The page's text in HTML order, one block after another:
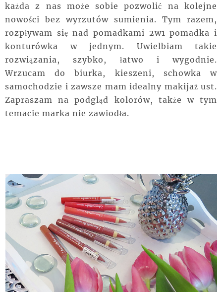
każda z nas może sobie pozwolić na kolejne
nowości bez wyrzutów sumienia. Tym razem,
rozpływam się nad pomadkami 2w1 pomadka i
konturówka w jednym. Uwielbiam takie
rozwiązania, szybko, łatwo i wygodnie.
Wrzucam do biurka, kieszeni, schowka w
samochodzie i zawsze mam idealny makijaż ust.
Zapraszam na podgląd kolorów, także w tym
temacie marka nie zawiodła.